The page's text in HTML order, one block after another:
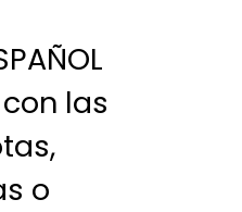
con las
o